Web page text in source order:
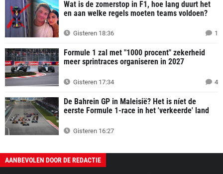
Wat is de zomerstop in F1, hoe lang duurt het
en aan welke regels moeten teams voldoen?
Gisteren 18:36 1
Formule 1 zal met "1000 procent" zekerheid
meer sprintraces organiseren in 2027
Gisteren 17:34 4
De Bahrein GP in Maleisië? Het is níet de
eerste Formule 1-race in het 'verkeerde' land
Gisteren 16:27
AANBEVOLEN DOOR DE REDACTIE